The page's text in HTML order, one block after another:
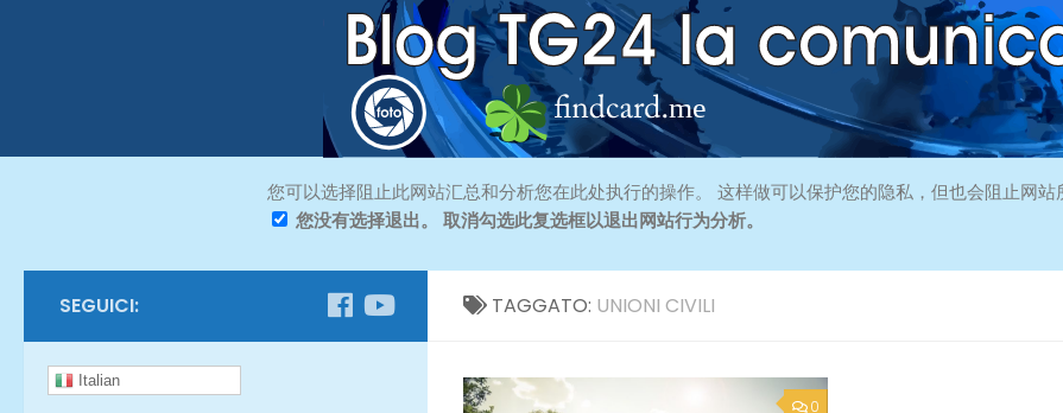
您可以选择阻止此网站汇总和分析您在此处执行的操作。 这样做可以保护您的隐私，但也会阻止网
您没有选择退出。 取消勾选此复选框以退出网站行为分析。
TAGGATO: UNIONI CIVILI
0
SEGUICI:
Italian